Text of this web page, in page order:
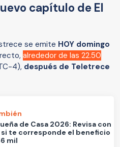
capítulo de El
se emite HOY domingo
alrededor de las 22.50
4), después de Teletrece
de Casa 2026: Revisa con
si te corresponde el beneficio
mil